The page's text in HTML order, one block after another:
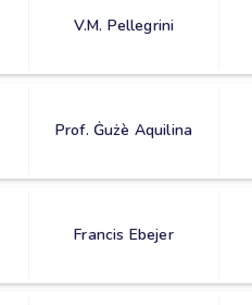
V.M. Pellegrini
Prof. Ġużè Aquilina
Francis Ebejer